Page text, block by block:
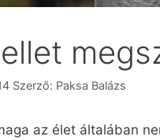
Szerző: Paksa Balázs
az élet általában